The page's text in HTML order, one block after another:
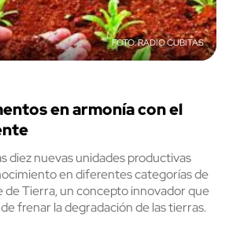
RADIO CUBITAS
en armonía con el
diez nuevas unidades productivas
en diferentes categorías de
de Tierra, un concepto innovador que
frenar la degradación de las tierras.